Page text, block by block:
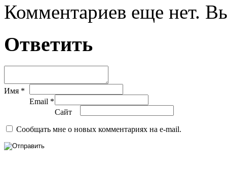
Комментариев еще нет.
Ответить
Имя *
Email *
Сайт
Сообщать мне о новых комментариях на e-mail.